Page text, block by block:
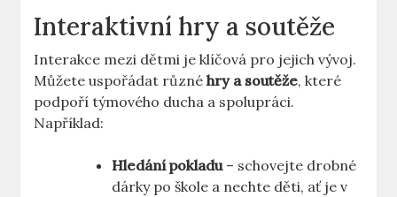
Interaktivní hry a soutěže
Interakce mezi dětmi je klíčová pro jejich vývoj.
Můžete uspořádat různéhry a soutěže, které
podpoří týmového ducha a spolupráci.
Například:
Hledání pokladu– schovejte drobné
dárky po škole a nechte děti, ať je v